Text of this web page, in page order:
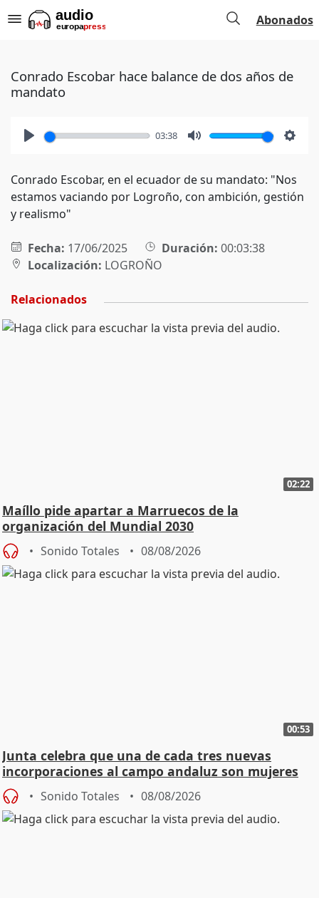
Abonados
Conrado Escobar hace balance de dos años de
mandato
03:38
Conrado Escobar, en el ecuador de su mandato: "Nos
estamos vaciando por Logroño, con ambición, gestión
y realismo"
Fecha: 17/06/2025 Duración: 00:03:38
Localización: LOGROÑO
Relacionados
02:22
Maíllo pide apartar a Marruecos de la
organización del Mundial 2030
Sonido Totales 08/08/2026
00:53
Junta celebra que una de cada tres nuevas
incorporaciones al campo andaluz son mujeres
jóvenes
Sonido Totales 08/08/2026